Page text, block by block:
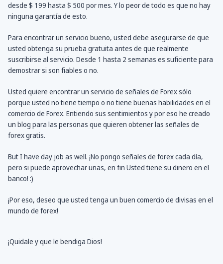
desde $ 199 hasta $ 500 por mes. Y lo peor de todo es que no hay
ninguna garantía de esto.
Para encontrar un servicio bueno, usted debe asegurarse de que
usted obtenga su prueba gratuita antes de que realmente
suscribirse al servicio. Desde 1 hasta 2 semanas es suficiente para
demostrar si son fiables o no.
Usted quiere encontrar un servicio de señales de Forex sólo
porque usted no tiene tiempo o no tiene buenas habilidades en el
comercio de Forex. Entiendo sus sentimientos y por eso he creado
un blog para las personas que quieren obtener las señales de
forex gratis.
But I have day job as well. ¡No pongo señales de forex cada día,
pero si puede aprovechar unas, en fin Usted tiene su dinero en el
banco! :)
¡Por eso, deseo que usted tenga un buen comercio de divisas en el
mundo de forex!
¡Quidale y que le bendiga Dios!